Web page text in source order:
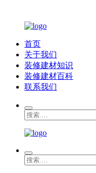
首页
关于我们
装修建材知识
装修建材百科
联系我们